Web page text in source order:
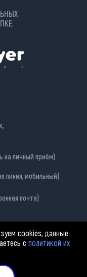
на личный приём)
линия, мобильный)
почта)
любом использовании
news.by» обязательна.
cookies, данные
сполитикой их